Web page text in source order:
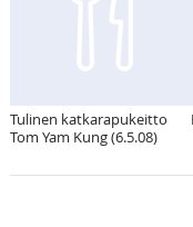
Tulinen katkarapukeitto
Tom Yam Kung (6.5.08)